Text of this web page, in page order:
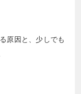
原因と、少しでも